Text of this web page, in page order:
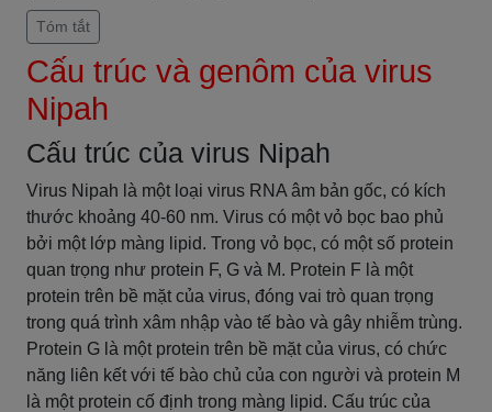
Tóm tắt
Cấu trúc và genôm của virus
Nipah
Cấu trúc của virus Nipah
Virus Nipah là một loại virus RNA âm bản gốc, có kích
thước khoảng 40-60 nm. Virus có một vỏ bọc bao phủ
bởi một lớp màng lipid. Trong vỏ bọc, có một số protein
quan trọng như protein F, G và M. Protein F là một
protein trên bề mặt của virus, đóng vai trò quan trọng
trong quá trình xâm nhập vào tế bào và gây nhiễm trùng.
Protein G là một protein trên bề mặt của virus, có chức
năng liên kết với tế bào chủ của con người và protein M
là một protein cố định trong màng lipid. Cấu trúc của